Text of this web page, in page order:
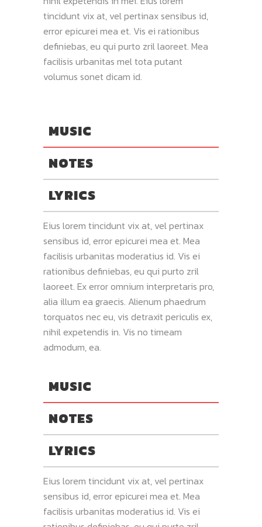
tincidunt vix at, vel pertinax sensibus id,
error epicurei mea et. Vis ei rationibus
definiebas, eu qui purto zril laoreet. Mea
facilisis urbanitas mel tota putant
volumus sonet dicam id.
MUSIC
NOTES
LYRICS
Eius lorem tincidunt vix at, vel pertinax
sensibus id, error epicurei mea et. Mea
facilisis urbanitas moderatius id. Vis ei
rationibus definiebas, eu qui purto zril
laoreet. Ex error omnium interpretaris pro,
alia illum ea graecis. Alienum phaedrum
torquatos nec eu, vis detraxit periculis ex,
nihil expetendis in. Vis no timeam
admodum, ea.
MUSIC
NOTES
LYRICS
Eius lorem tincidunt vix at, vel pertinax
sensibus id, error epicurei mea et. Mea
facilisis urbanitas moderatius id. Vis ei